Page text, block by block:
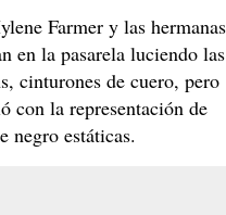
Farmer y las hermanas
en la pasarela luciendo las
cinturones de cuero, pero
con la representación de
negro estáticas.